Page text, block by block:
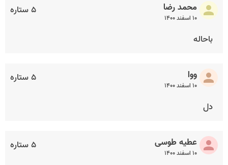
۵ ستاره محمد رضا
۱۰ اسفند ۱۴۰۰
باحاله
۵ ستاره ووا
۱۰ اسفند ۱۴۰۰
دل
۵ ستاره عطیه طوسی
۱۰ اسفند ۱۴۰۰